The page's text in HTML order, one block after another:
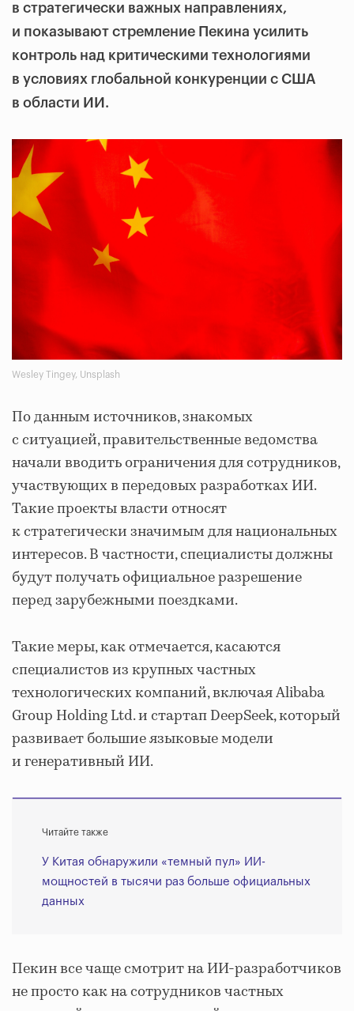
в стратегически важных направлениях,
и показывают стремление Пекина усилить
контроль над критическими технологиями
в условиях глобальной конкуренции с США
в области ИИ.
Wesley Tingey, Unsplash
По данным источников, знакомых
с ситуацией, правительственные ведомства
начали вводить ограничения для сотрудников,
участвующих в передовых разработках ИИ.
Такие проекты власти относят
к стратегически значимым для национальных
интересов. В частности, специалисты должны
будут получать официальное разрешение
перед зарубежными поездками.
Такие меры, как отмечается, касаются
специалистов из крупных частных
технологических компаний, включая Alibaba
Group Holding Ltd. и стартап DeepSeek, который
развивает большие языковые модели
и генеративный ИИ.
Читайте также
У Китая обнаружили «темный пул» ИИ-
мощностей в тысячи раз больше официальных
данных
Пекин все чаще смотрит на ИИ-разработчиков
не просто как на сотрудников частных